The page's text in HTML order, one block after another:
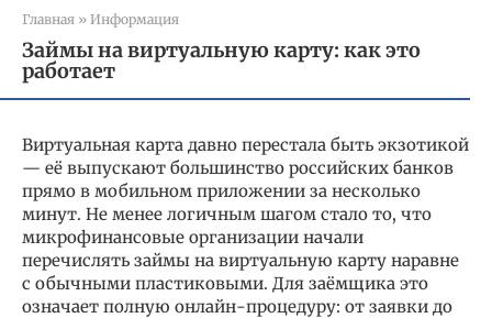
Главная » Информация
Займы на виртуальную карту: как это
работает
Виртуальная карта давно перестала быть экзотикой
— её выпускают большинство российских банков
прямо в мобильном приложении за несколько
минут. Не менее логичным шагом стало то, что
микрофинансовые организации начали
перечислять займы на виртуальную карту наравне
с обычными пластиковыми. Для заёмщика это
означает полную онлайн-процедуру: от заявки до